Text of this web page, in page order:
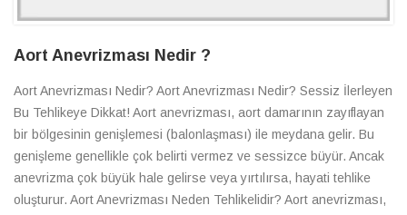
Aort Anevrizması Nedir ?
Aort Anevrizması Nedir? Aort Anevrizması Nedir? Sessiz İlerleyen
Bu Tehlikeye Dikkat! Aort anevrizması, aort damarının zayıflayan
bir bölgesinin genişlemesi (balonlaşması) ile meydana gelir. Bu
genişleme genellikle çok belirti vermez ve sessizce büyür. Ancak
anevrizma çok büyük hale gelirse veya yırtılırsa, hayati tehlike
oluşturur. Aort Anevrizması Neden Tehlikelidir? Aort anevrizması,